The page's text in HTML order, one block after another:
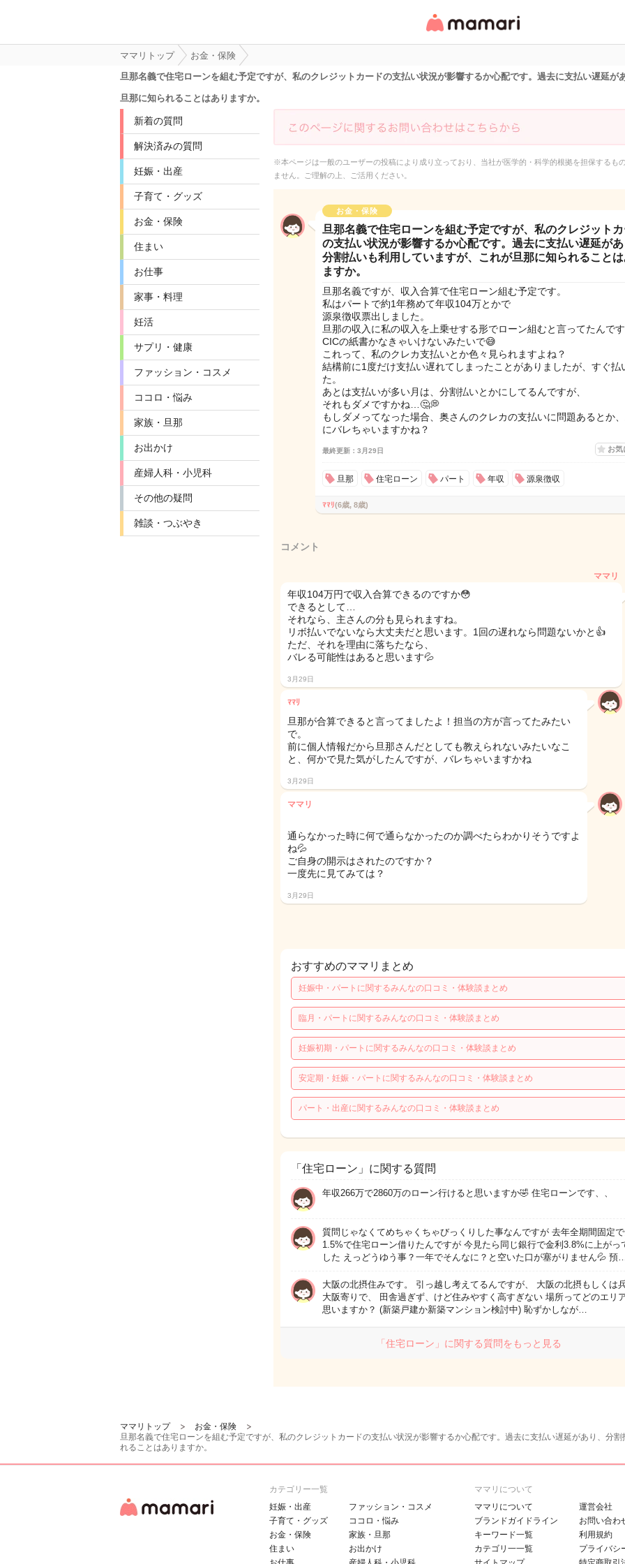
リ・情報サイト
ママリトップ
お金・保険
旦那名義で住宅ローンを組む予定ですが、私のクレジットカードの支払い状況が影響するか心配です。過去に支払い遅延が
旦那に知られることはありますか。
新着の質問
解決済みの質問
妊娠・出産
子育て・グッズ
お金・保険
住まい
お仕事
家事・料理
妊活
サプリ・健康
ファッション・コスメ
ココロ・悩み
家族・旦那
お出かけ
産婦人科・小児科
その他の疑問
雑談・つぶやき
※本ページは一般のユーザーの投稿により成り立っており、当社が医学的・科学的根拠を担保するも
ません。ご理解の上、ご活用ください。
お金・保険
旦那名義で住宅ローンを組む予定ですが、私のクレジット
の支払い状況が影響するか心配です。過去に支払い遅延があ
分割払いも利用していますが、これが旦那に知られることは
ますか。
旦那名義ですが、収入合算で住宅ローン組む予定です。
私はパートで約1年務めて年収104万とかで
源泉徴収票出しました。
旦那の収入に私の収入を上乗せする形でローン組むと言ってたんです
CICの紙書かなきゃいけないみたいで😅
これって、私のクレカ支払いとか色々見られますよね？
結構前に1度だけ支払い遅れてしまったことがありましたが、すぐ払
た。
あとは支払いが多い月は、分割払いとかにしてるんですが、
それもダメですかね…🤔💭
もしダメってなった場合、奥さんのクレカの支払いに問題あるとか
にバレちゃいますかね？
最終更新：3月29日 お気
旦那 住宅ローン パート 年収 源泉徴収
ﾏﾏﾘ(6歳, 8歳)
コメント
ママリ
年収104万円で収入合算できるのですか😳
できるとして…
それなら、主さんの分も見られますね。
リボ払いでないなら大丈夫だと思います。1回の遅れなら問題ないかと👍
ただ、それを理由に落ちたなら、
バレる可能性はあると思います💦
3月29日
ﾏﾏﾘ
旦那が合算できると言ってましたよ！担当の方が言ってたみたい
で。
前に個人情報だから旦那さんだとしても教えられないみたいなこ
と、何かで見た気がしたんですが、バレちゃいますかね
3月29日
ママリ
通らなかった時に何で通らなかったのか調べたらわかりそうですよ
ね💦
ご自身の開示はされたのですか？
一度先に見てみては？
3月29日
おすすめのママリまとめ
妊娠中・パートに関するみんなの口コミ・体験談まとめ
臨月・パートに関するみんなの口コミ・体験談まとめ
妊娠初期・パートに関するみんなの口コミ・体験談まとめ
安定期・妊娠・パートに関するみんなの口コミ・体験談まとめ
パート・出産に関するみんなの口コミ・体験談まとめ
「住宅ローン」に関する質問
年収266万で2860万のローン行けると思いますか🤣 住宅ローンです、、
質問じゃなくてめちゃくちゃびっくりした事なんですが 去年全期間固定で
1.5%で住宅ローン借りたんですが 今見たら同じ銀行で金利3.8%に上がっ
した えっどうゆう事？一年でそんなに？と空いた口が塞がりません💦 預
大阪の北摂住みです。 引っ越し考えてるんですが、 大阪の北摂もしくは
大阪寄りで、 田舎過ぎず、けど住みやすく高すぎない 場所ってどのエリ
思いますか？ (新築戸建か新築マンション検討中) 恥ずかしなが…
「住宅ローン」に関する質問をもっと見る
ママリトップ
お金・保険
旦那名義で住宅ローンを組む予定ですが、私のクレジットカードの支払い状況が影響するか心配です。過去に支払い遅延があり、分
れることはありますか。
カテゴリー一覧
妊娠・出産
子育て・グッズ
お金・保険
住まい
ファッション・コスメ
ココロ・悩み
家族・旦那
お出かけ
ママリについて
ママリについて
ブランドガイドライン
キーワード一覧
カテゴリ一一覧
運営会社
お問い合わ
利用規約
プライバシ